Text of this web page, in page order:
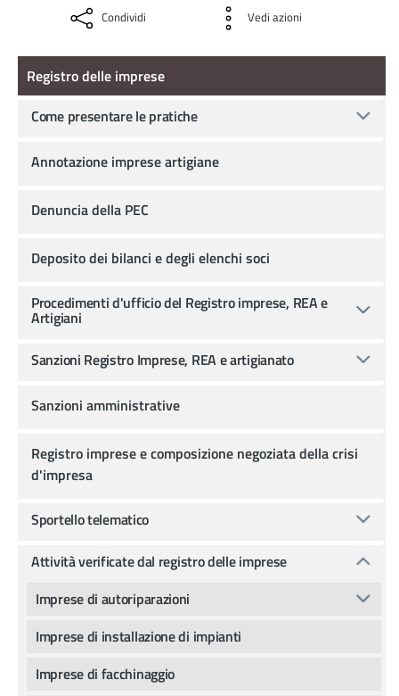
Condividi Vedi azioni
Registro delle imprese
Registro delle imprese
Come presentare le pratiche
Annotazione imprese artigiane
Denuncia della PEC
Deposito dei bilanci e degli elenchi soci
Procedimenti d'ufficio del Registro imprese, REA e
Artigiani
Sanzioni Registro Imprese, REA e artigianato
Sanzioni amministrative
Registro imprese e composizione negoziata della crisi
d'impresa
Sportello telematico
Attività verificate dal registro delle imprese
Imprese di autoriparazioni
Imprese di installazione di impianti
Imprese di facchinaggio